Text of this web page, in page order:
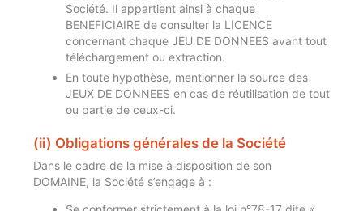
Société. Il appartient ainsi à chaque
BENEFICIAIRE de consulter la LICENCE
concernant chaque JEU DE DONNEES avant tout
téléchargement ou extraction.
En toute hypothèse, mentionner la source des
JEUX DE DONNEES en cas de réutilisation de tout
ou partie de ceux-ci.
(ii) Obligations générales de la Société
Dans le cadre de la mise à disposition de son
DOMAINE, la Société s’engage à :